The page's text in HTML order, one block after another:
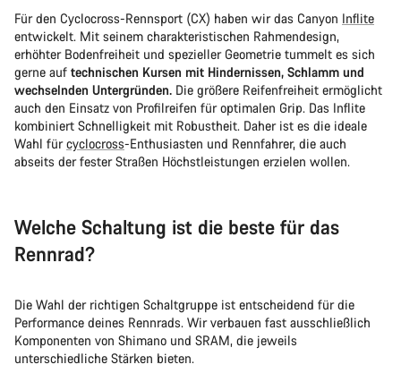
Für den Cyclocross-Rennsport (CX) haben wir das Canyon Inflite
entwickelt. Mit seinem charakteristischen Rahmendesign,
erhöhter Bodenfreiheit und spezieller Geometrie tummelt es sich
gerne auf technischen Kursen mit Hindernissen, Schlamm und
wechselnden Untergründen. Die größere Reifenfreiheit ermöglicht
auch den Einsatz von Profilreifen für optimalen Grip. Das Inflite
kombiniert Schnelligkeit mit Robustheit. Daher ist es die ideale
Wahl fürcyclocross-Enthusiasten und Rennfahrer, die auch
abseits der fester Straßen Höchstleistungen erzielen wollen.
Welche Schaltung ist die beste für das
Rennrad?
Die Wahl der richtigen Schaltgruppe ist entscheidend für die
Performance deines Rennrads. Wir verbauen fast ausschließlich
Komponenten von Shimano und SRAM, die jeweils
unterschiedliche Stärken bieten.